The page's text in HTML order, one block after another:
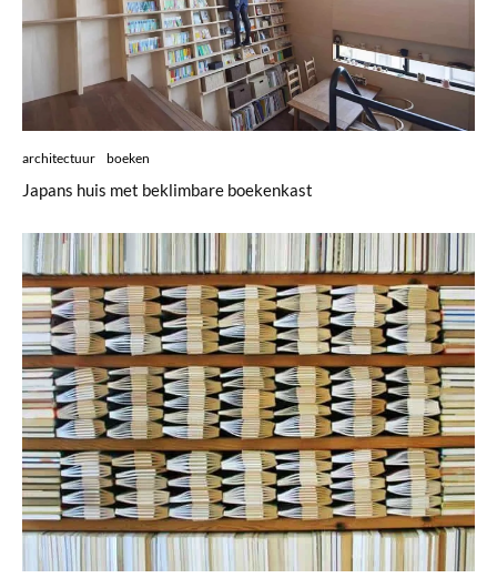
architectuur boeken
Japans huis met beklimbare boekenkast